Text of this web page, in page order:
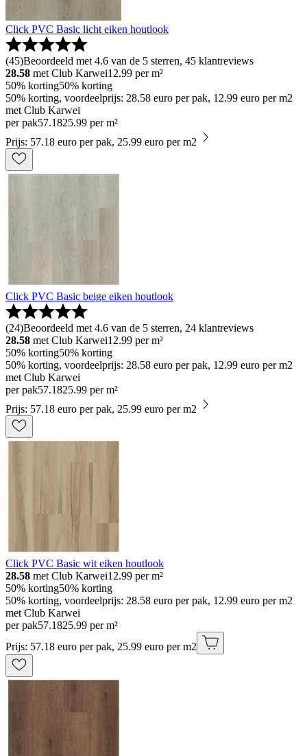
Click PVC Basic licht eiken houtlook
(45)Beoordeeld met 4.6 van de 5 sterren, 45 klantreviews
28.58 met Club Karwei12.99 per m²
50% korting50% korting
50% korting, voordeelprijs: 28.58 euro per pak, 12.99 euro per m2
met Club Karwei
per pak57.1825.99 per m²
Prijs: 57.18 euro per pak, 25.99 euro per m2
Click PVC Basic beige eiken houtlook
(24)Beoordeeld met 4.6 van de 5 sterren, 24 klantreviews
28.58 met Club Karwei12.99 per m²
50% korting50% korting
50% korting, voordeelprijs: 28.58 euro per pak, 12.99 euro per m2
met Club Karwei
per pak57.1825.99 per m²
Prijs: 57.18 euro per pak, 25.99 euro per m2
Click PVC Basic wit eiken houtlook
28.58 met Club Karwei12.99 per m²
50% korting50% korting
50% korting, voordeelprijs: 28.58 euro per pak, 12.99 euro per m2
met Club Karwei
per pak57.1825.99 per m²
Prijs: 57.18 euro per pak, 25.99 euro per m2